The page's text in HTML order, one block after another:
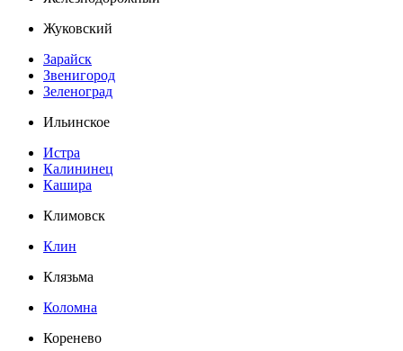
Жуковский
Зарайск
Звенигород
Зеленоград
Ильинское
Истра
Калининец
Кашира
Климовск
Клин
Клязьма
Коломна
Коренево